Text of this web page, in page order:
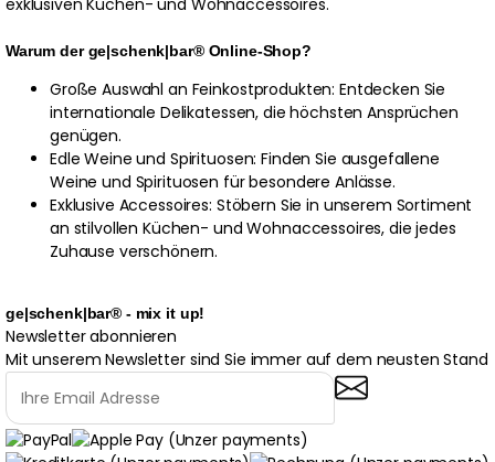
exklusiven Küchen- und Wohnaccessoires.
Warum der ge|schenk|bar® Online-Shop?
Große Auswahl an Feinkostprodukten: Entdecken Sie
internationale Delikatessen, die höchsten Ansprüchen
genügen.
Edle Weine und Spirituosen: Finden Sie ausgefallene
Weine und Spirituosen für besondere Anlässe.
Exklusive Accessoires: Stöbern Sie in unserem Sortiment
an stilvollen Küchen- und Wohnaccessoires, die jedes
Zuhause verschönern.
ge|schenk|bar® - mix it up!
Newsletter abonnieren
Mit unserem Newsletter sind Sie immer auf dem neusten Stand